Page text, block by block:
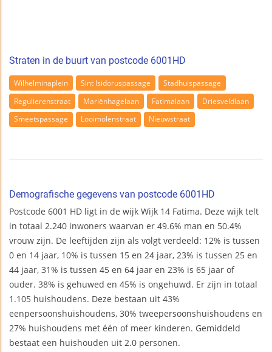
Straten in de buurt van postcode 6001HD
Wilhelminaplein Sint Isidoruspassage
Stadhuispassage
Regulierenstraat
Mariënhagelaan Fatimalaan
Driesveldlaan
Smeetspassage
Looimolenstraat Nieuwstraat
Demografische gegevens van postcode 6001HD
Postcode 6001 HD ligt in de wijk Wijk 14 Fatima. Deze wijk telt
in totaal 2.240 inwoners waarvan er 49.6% man en 50.4%
vrouw zijn. De leeftijden zijn als volgt verdeeld: 12% is tussen
0 en 14 jaar, 10% is tussen 15 en 24 jaar, 23% is tussen 25 en
44 jaar, 31% is tussen 45 en 64 jaar en 23% is 65 jaar of
ouder. 38% is gehuwed en 45% is ongehuwd. Er zijn in totaal
1.105 huishoudens. Deze bestaan uit 43%
eenpersoonshuishoudens, 30% tweepersoonshuishoudens en
27% huishoudens met één of meer kinderen. Gemiddeld
bestaat een huishouden uit 2.0 personen.